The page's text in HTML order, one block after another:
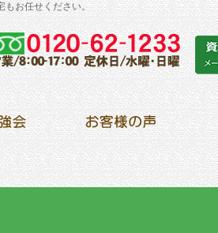
もお任せください。